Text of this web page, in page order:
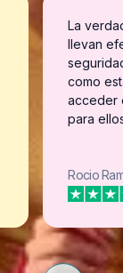
La
llevan
como
acceder
para
Rocio